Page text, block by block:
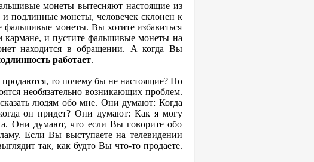
монеты вытесняют настоящие из
подлинные монеты, человечек склонен к
монеты. Вы хотите избавиться
и пустите фальшивые монеты на
находится в обращении. А когда Вы
работает.
то почему бы не настоящие? Но
необязательно возникающих проблем.
людям обо мне. Они думают: Когда
он придет? Они думают: Как я могу
Они думают, что если Вы говорите обо
Если Вы выступаете на телевидении
так, как будто Вы что-то продаете.